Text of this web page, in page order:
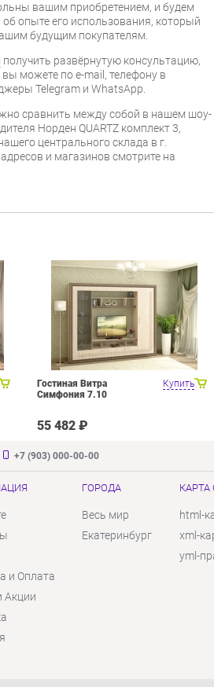
вашим приобретением, и будем
опыте его использования, который
будущим покупателям.
получить развёрнутую консультацию,
можете по e-mail, телефону в
Telegram и WhatsApp.
сравнить между собой в нашем шоу-
Норден QUARTZ комплект 3,
центрального склада в г.
и магазинов смотрите на
Купить
Гостиная Витра
Симфония 7.10
55 482 ₽
+7 (903) 000-00-00
и Оплата
Акции
ГОРОДА
Весь мир
Екатеринбург
КАРТА
html-
xml-
yml-